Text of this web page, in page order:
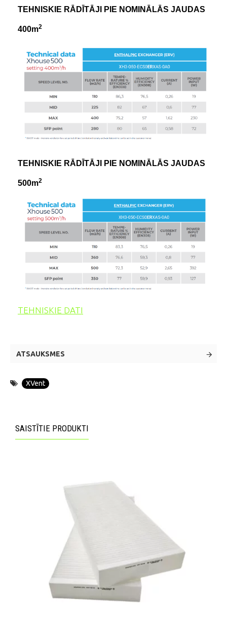
TEHNISKIE RĀDĪTĀJI PIE NOMINĀLĀS JAUDAS
400m2
TEHNISKIE RĀDĪTĀJI PIE NOMINĀLĀS JAUDAS
500m2
TEHNISKIE DATI
ATSAUKSMES
XVent
SAISTĪTIE PRODUKTI